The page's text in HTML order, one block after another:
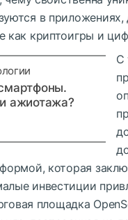
в
как криптоигры и
ажиотажа?
С
которая
инвестиции
площадка